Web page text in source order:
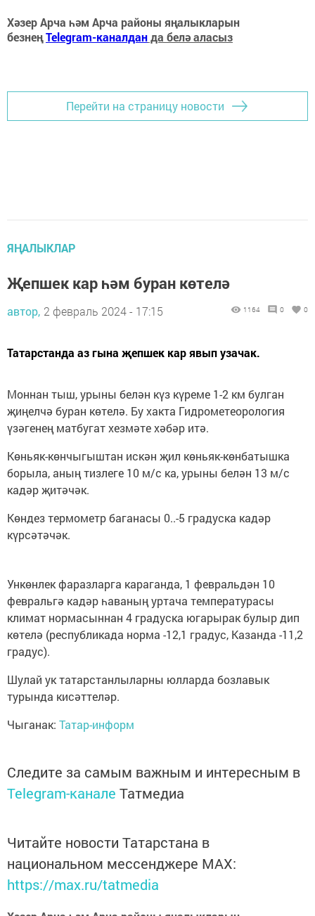
Хәзер Арча һәм Арча районы яңалыкларын
безнеңTelegram-каналданда белә аласыз
Перейти на страницу новости
ЯҢАЛЫКЛАР
Җепшек кар һәм буран көтелә
автор, 2 февраль 2024 - 17:15 1164 0 0
Татарстанда аз гына җепшек кар явып узачак.
Моннан тыш, урыны белән күз күреме 1-2 км булган
җиңелчә буран көтелә. Бу хакта Гидрометеорология
үзәгенең матбугат хезмәте хәбәр итә.
Көньяк-көнчыгыштан искән җил көньяк-көнбатышка
борыла, аның тизлеге 10 м/с ка, урыны белән 13 м/с
кадәр җитәчәк.
Көндез термометр баганасы 0..-5 градуска кадәр
күрсәтәчәк.
Ункөнлек фаразларга караганда, 1 февральдән 10
февральгә кадәр һаваның уртача температурасы
климат нормасыннан 4 градуска югарырак булыр дип
көтелә (республикада норма -12,1 градус, Казанда -11,2
градус).
Шулай ук татарстанлыларны юлларда бозлавык
турында кисәттеләр.
Чыганак: Татар-информ
Следите за самым важным и интересным в
Telegram-канале Татмедиа
Читайте новости Татарстана в
национальном мессенджере MАХ:
https://max.ru/tatmedia